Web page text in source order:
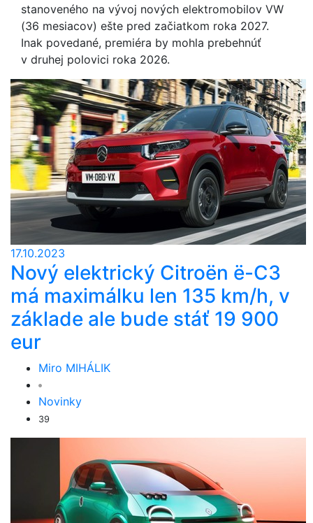
stanoveného na vývoj nových elektromobilov VW
(36 mesiacov) ešte pred začiatkom roka 2027.
Inak povedané, premiéra by mohla prebehnúť
v druhej polovici roka 2026.
17.10.2023
Nový elektrický Citroën ë-C3
má maximálku len 135 km/h, v
základe ale bude stáť 19 900
eur
Miro MIHÁLIK
Novinky
39